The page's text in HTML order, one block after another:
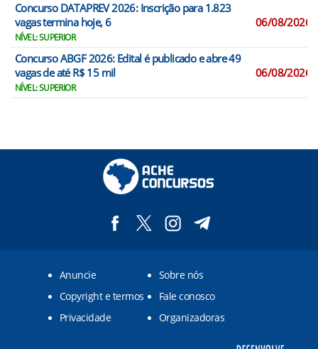
Concurso DATAPREV 2026: Inscrição para 1.823
vagas termina hoje, 6
NÍVEL: SUPERIOR
06/08/2026
Concurso ABGF 2026: Edital é publicado e abre 49
vagas de até R$ 15 mil
NÍVEL: SUPERIOR
06/08/2026
Anuncie
Sobre nós
Copyright e termos
Fale conosco
Privacidade
Organizadoras